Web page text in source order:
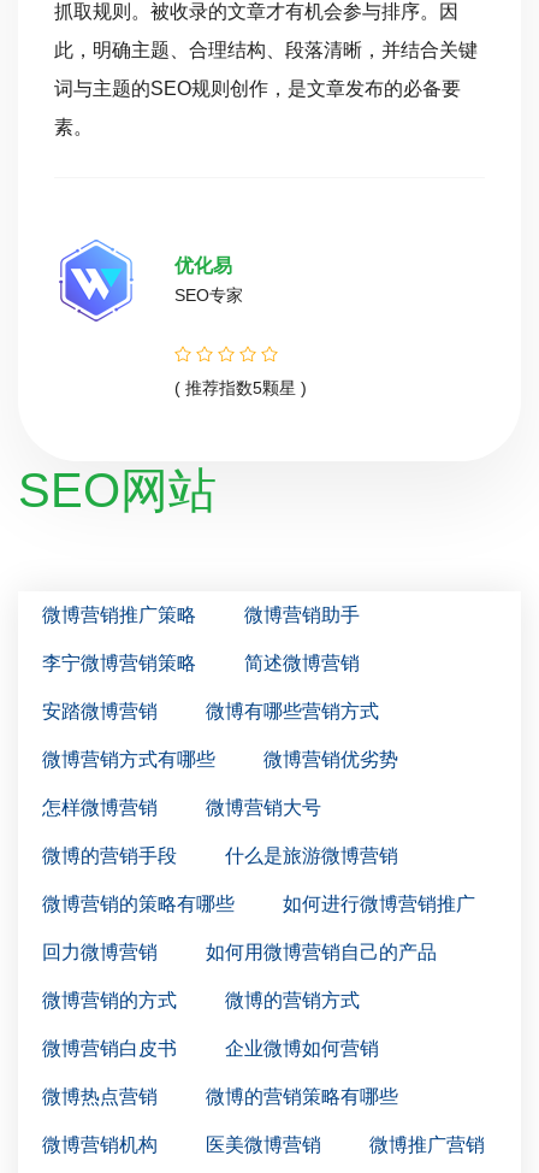
建设。无论在国内市场，借助百度、搜狗、360，
还是国际市场，利用谷歌、必应、雅虎，SEM都能
成为您营销的强大助力。无论国内还是国际，SEM
优化云
SEO大咖
( 推荐指数5颗星 )
SEO网站
微博营销推广策略 微博营销助手
李宁微博营销策略 简述微博营销
安踏微博营销 微博有哪些营销方式
微博营销方式有哪些 微博营销优劣势
怎样微博营销 微博营销大号
微博的营销手段 什么是旅游微博营销
微博营销的策略有哪些 如何进行微博营销推广
回力微博营销 如何用微博营销自己的产品
微博营销的方式 微博的营销方式
微博营销白皮书 企业微博如何营销
微博热点营销 微博的营销策略有哪些
微博营销机构 医美微博营销 微博推广营销